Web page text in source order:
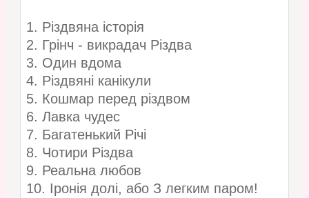
1. Різдвяна історія
2. Грінч - викрадач Різдва
3. Один вдома
4. Різдвяні канікули
5. Кошмар перед різдвом
6. Лавка чудес
7. Багатенький Річі
8. Чотири Різдва
9. Реальна любов
10. Іронія долі, або З легким паром!